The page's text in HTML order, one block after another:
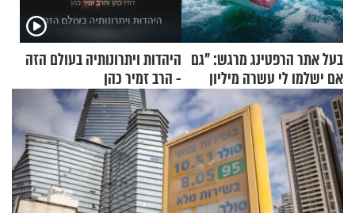
בעל אתר הרפטינג מרגש: "גם
אם ישלמו לי עשרה מיליון
שקלים - לא אפתח בשבת"
היהדות ויתרונותיה בעולם הזה
- הרב זמיר כהן